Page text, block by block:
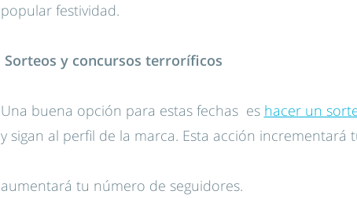
popular festividad.
Sorteos y concursos terroríficos
Una buena opción para estas fechas es hacer un
y sigan al perfil de la marca. Esta acción incrementará
aumentará tu número de seguidores.